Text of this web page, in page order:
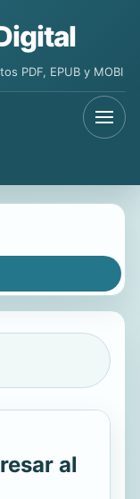
PDF, EPUB y MOBI
al